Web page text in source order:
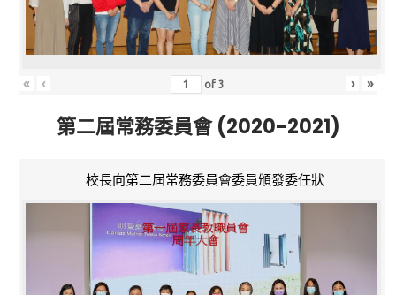
« ‹ of3 › »
第二屆常務委員會 (2020-2021)
校長向第二屆常務委員會委員頒發委任狀